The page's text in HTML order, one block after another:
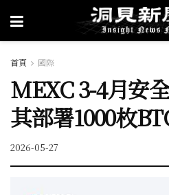
首頁 國際
MEXC 3-4月安
其部署1000枚
2026-05-27